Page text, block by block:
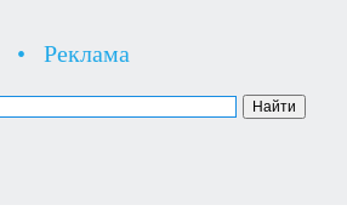
• Реклама